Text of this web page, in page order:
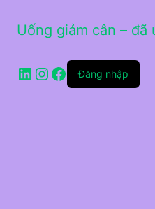
Uống giảm cân – đã
LinkedIn
Instagram
Facebook
Đăng nhập